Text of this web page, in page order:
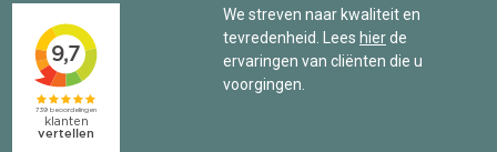
We streven naar kwaliteit en
tevredenheid. Lees hierde
ervaringen van cliënten die u
voorgingen.